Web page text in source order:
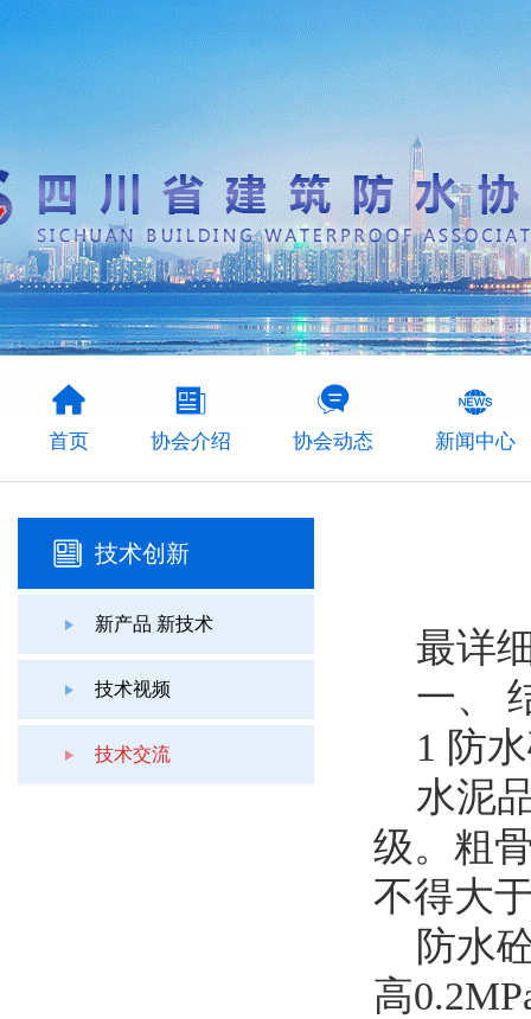
首页 协会介绍 协会动态 新闻中心
技术创新
新产品 新技术
技术视频
技术交流
最详
一、
1 防水
水泥品
级。粗
不得大
防水砼
高